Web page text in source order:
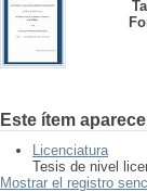
Este ítem
Licenciatura
Tesis de nivel
Mostrar el registro